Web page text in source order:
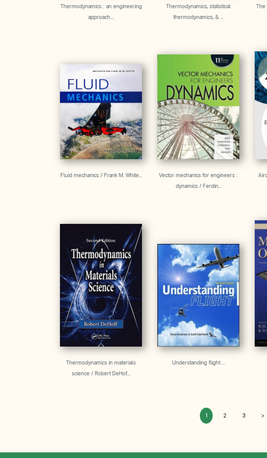
Thermodynamics : an engineering
approach....
Thermodynamics, statistical
thermodynamics, & ...
The
Fluid mechanics / Frank M. White...
Vector mechanics for engineers :
dynamics / Ferdin...
Thermodynamics in materials
science / Robert DeHof...
Understanding flight ...
1 2 3 >